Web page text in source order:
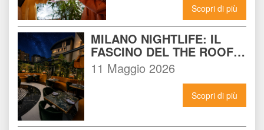
Scopri di più
MILANO NIGHTLIFE: IL
FASCINO DEL THE ROOF
14 INCONTRA L'ENERGIA
DEL NOMAD
11 Maggio 2026
Scopri di più